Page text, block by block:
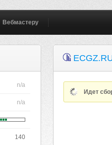
Вебмастеру
n/a
n/a
140
Идет